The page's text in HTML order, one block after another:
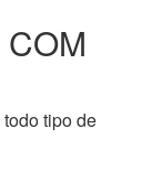
tipo de